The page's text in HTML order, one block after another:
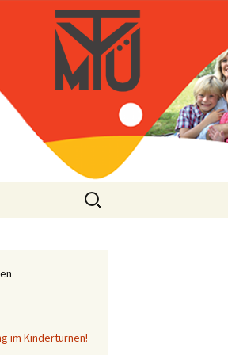
Suchen
nach:
im Kinderturnen!